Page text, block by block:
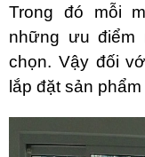
Trong đó mỗi
những ưu điểm
chọn. Vậy đối
lắp đặt sản